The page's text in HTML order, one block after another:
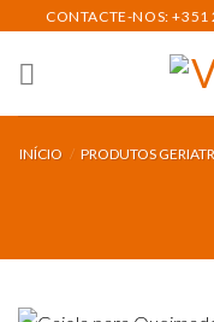
content
CONTACTE-NOS: +351
INÍCIO / PRODUTOS